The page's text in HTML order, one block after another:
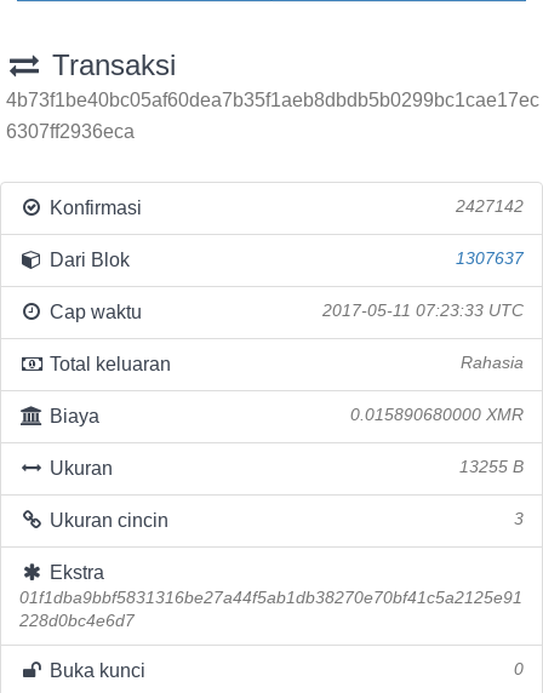
Transaksi
4b73f1be40bc05af60dea7b35f1aeb8dbdb5b0299bc1cae17ec
6307ff2936eca
Konfirmasi 2427142
Dari Blok 1307637
Cap waktu 2017-05-11 07:23:33 UTC
Total keluaran Rahasia
Biaya 0.015890680000 XMR
Ukuran 13255 B
Ukuran cincin 3
Ekstra
01f1dba9bbf5831316be27a44f5ab1db38270e70bf41c5a2125e91
228d0bc4e6d7
Buka kunci 0